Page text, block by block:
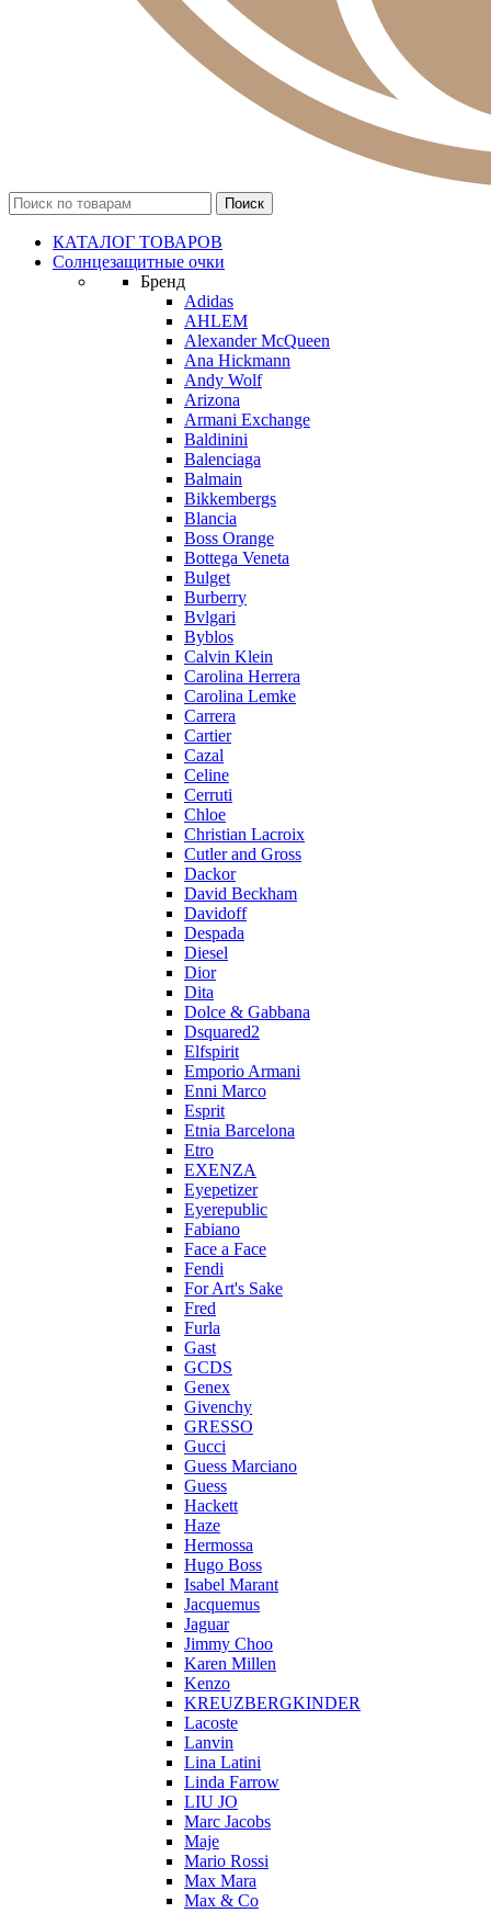
КАТАЛОГ ТОВАРОВ
Солнцезащитные очки
Бренд
Adidas
AHLEM
Alexander McQueen
Ana Hickmann
Andy Wolf
Arizona
Armani Exchange
Baldinini
Balenciaga
Balmain
Bikkembergs
Blancia
Boss Orange
Bottega Veneta
Bulget
Burberry
Bvlgari
Byblos
Calvin Klein
Carolina Herrera
Carolina Lemke
Carrera
Cartier
Cazal
Celine
Cerruti
Chloe
Christian Lacroix
Cutler and Gross
Dackor
David Beckham
Davidoff
Despada
Diesel
Dior
Dita
Dolce & Gabbana
Dsquared2
Elfspirit
Emporio Armani
Enni Marco
Esprit
Etnia Barcelona
Etro
EXENZA
Eyepetizer
Eyerepublic
Fabiano
Face a Face
Fendi
For Art's Sake
Fred
Furla
Gast
GCDS
Genex
Givenchy
GRESSO
Gucci
Guess Marciano
Guess
Hackett
Haze
Hermossa
Hugo Boss
Isabel Marant
Jacquemus
Jaguar
Jimmy Choo
Karen Millen
Kenzo
KREUZBERGKINDER
Lacoste
Lanvin
Lina Latini
Linda Farrow
LIU JO
Marc Jacobs
Maje
Mario Rossi
Max Mara
Max & Co